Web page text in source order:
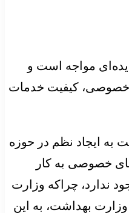
مواجه است و
خصوصی، کیفیت خدمات
در کنار وزارت بهداشت به ایجاد نظم در حوزه
خصوصی به کار
ندارد، چراکه وزارت
بهداشت، به این